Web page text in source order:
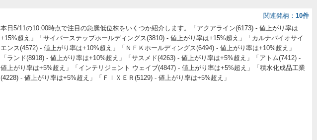
関連銘柄
10件
本日5/11の10:00時点で注目の急騰低位株をいくつか紹介します。「アクアライン(6173) - 値上がり率は
+15%超え」「サイバーステップホールディングス(3810) - 値上がり率は+15%超え」「カルナバイオサイ
エンス(4572) - 値上がり率は+10%超え」「ＮＦＫホールディングス(6494) - 値上がり率は+10%超え」
「ランド(8918) - 値上がり率は+10%超え」「サスメド(4263) - 値上がり率は+5%超え」「アトム(7412) -
値上がり率は+5%超え」「インテリジェント ウェイブ(4847) - 値上がり率は+5%超え」「積水化成品工業
(4228) - 値上がり率は+5%超え」「ＦＩＸＥＲ(5129) - 値上がり率は+5%超え」